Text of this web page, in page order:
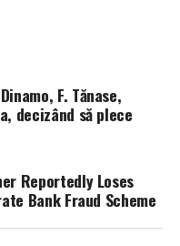
F. Tănase,
decizând să plece
Reportedly Loses
Bank Fraud Scheme